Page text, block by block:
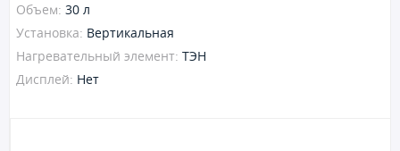
Объем: 30 л
Установка: Вертикальная
Нагревательный элемент: ТЭН
Дисплей: Нет